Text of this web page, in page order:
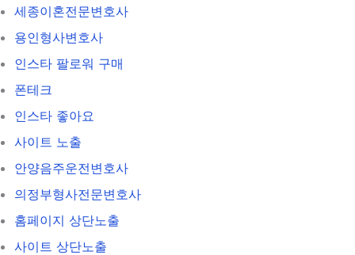
세종이혼전문변호사
용인형사변호사
인스타 팔로워 구매
폰테크
인스타 좋아요
사이트 노출
안양음주운전변호사
의정부형사전문변호사
홈페이지 상단노출
사이트 상단노출